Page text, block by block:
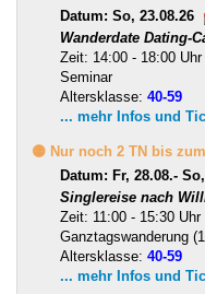
Datum: So, 23.08.26
Wanderdate Dating-
Zeit: 14:00 - 18:00 Uhr
Seminar
Altersklasse: 40-59
... mehr Infos und
🟡 Nur noch 2 TN bis
Datum: Fr, 28.08.-
Singlereise nach
Zeit: 11:00 - 15:30 Uhr
Ganztagswanderung
Altersklasse: 40-59
... mehr Infos und